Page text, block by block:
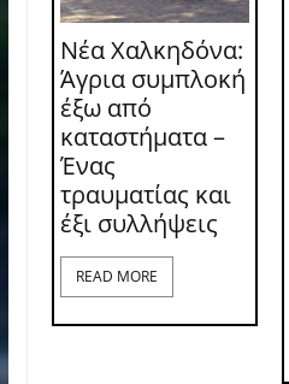
Νέα Χαλκηδόνα:
Άγρια συμπλοκή
έξω από
καταστήματα –
Ένας
τραυματίας και
έξι συλλήψεις
READ MORE